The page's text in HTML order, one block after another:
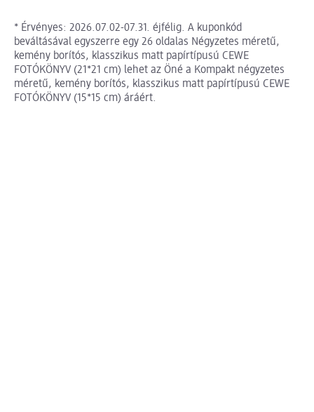
* Érvényes: 2026.07.02-07.31. éjfélig. A kuponkód
beváltásával egyszerre egy 26 oldalas Négyzetes méretű,
kemény borítós, klasszikus matt papírtípusú CEWE
FOTÓKÖNYV (21*21 cm) lehet az Öné a Kompakt négyzetes
méretű, kemény borítós, klasszikus matt papírtípusú CEWE
FOTÓKÖNYV (15*15 cm) áráért.